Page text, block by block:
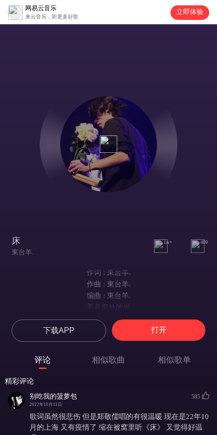
网易云音乐
来云音乐，听更多好歌
立即体验
床
東台羊.
1w+ 409
作词 : 東台羊.
作曲 : 東台羊.
编曲 : 東台羊.
看着窗外的光
分不清是路灯还是太阳
仔细搜索着自己的身体
试着找出一道合理的伤
看着窗外的光
试着找出一道合理的伤
却还是得说谎
哼嗯——
下载APP 打开
评论 相似歌曲 相似歌单
精彩评论
别吃我的菠萝包
2022年10月11日
585
歌词虽然很悲伤 但是郑敬儒唱的有很温暖 现在是22年10
月的上海 又有疫情了 缩在被窝里听《床》 又觉得好温